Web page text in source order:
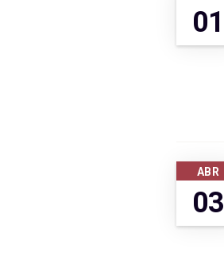
01
ABR
03